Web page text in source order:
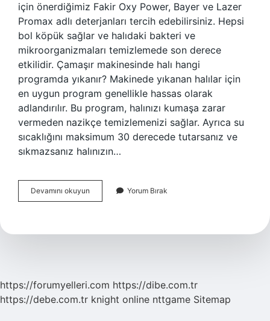
için önerdiğimiz Fakir Oxy Power, Bayer ve Lazer
Promax adlı deterjanları tercih edebilirsiniz. Hepsi
bol köpük sağlar ve halıdaki bakteri ve
mikroorganizmaları temizlemede son derece
etkilidir. Çamaşır makinesinde halı hangi
programda yıkanır? Makinede yıkanan halılar için
en uygun program genellikle hassas olarak
adlandırılır. Bu program, halınızı kumaşa zarar
vermeden nazikçe temizlemenizi sağlar. Ayrıca su
sıcaklığını maksimum 30 derecede tutarsanız ve
sıkmazsanız halınızın…
Devamını okuyun Makinede
Halı
Kullanılır
Yorum Bırak
https://forumyelleri.com https://dibe.com.tr
https://debe.com.tr knight online nttgame Sitemap